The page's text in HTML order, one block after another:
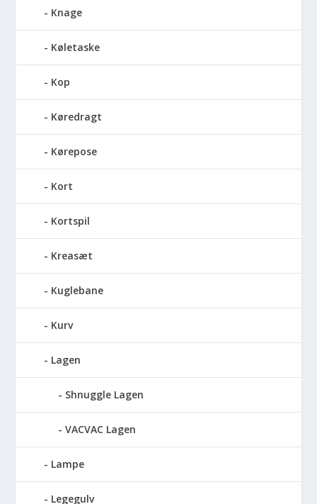
Knage
Køletaske
Kop
Køredragt
Kørepose
Kort
Kortspil
Kreasæt
Kuglebane
Kurv
Lagen
Shnuggle Lagen
VACVAC Lagen
Lampe
Legegulv